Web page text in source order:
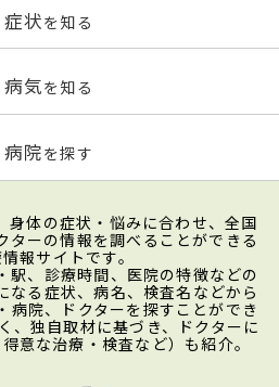
症状を知る
病気を知る
病院を探す
身体の症状・悩みに合わせ、全国
ターの情報を調べることができる
報サイトです。
駅、診療時間、医院の特徴などの
なる症状、病名、検査名などから
病院、ドクターを探すことができ
、独自取材に基づき、ドクターに
意な治療・検査など）も紹介。